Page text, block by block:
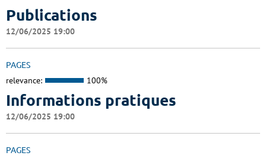
Publications
12/06/2025 19:00
PAGES
relevance: 100%
Informations pratiques
12/06/2025 19:00
PAGES